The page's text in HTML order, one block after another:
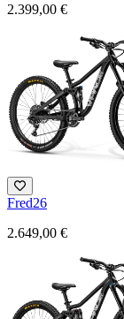
2.399,00 €
Fred26
2.649,00 €